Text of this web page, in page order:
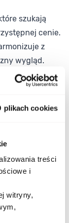
plikach cookies
treści
i
witryny,
szukają
cenie.
z
wygląd.
leży
sylwetki.
dostępność w